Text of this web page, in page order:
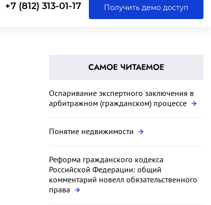
+7 (812) 313-01-17 Получить демо доступ
САМОЕ ЧИТАЕМОЕ
Оспаривание экспертного заключения в
арбитражном (гражданском) процессе
Понятие недвижимости
Реформа гражданского кодекса
Российской Федерации: общий
комментарий новелл обязательственного
права